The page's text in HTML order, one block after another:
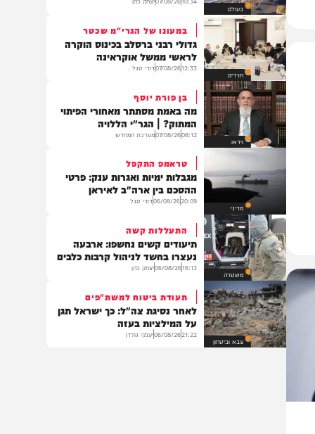
בעולם
בדרך להסלמה?
סעודיה: איראן מתכננת מתקפה
מתואמת על נמלים ושדות תעופה
10:34
07/08/26יצחק כהן
חרדים
גדולי רבני ברסלב בכינוס הוקרה
לראשי ממשל אוקראינה
12:33
07/08/26דודי סגל
וידאו
מה באמת מסתתר מאחורי הפיתוי
המתוק? | הגר"י הללויה
08:12
07/08/26 מערכת המחדש
מדיני
מגבלות ימיות ואגרות ענק: פרטי
ההסכם בין ארה"ב לאיראן
20:09
06/08/26דודי סגל
משטרה
התעללות קשה
תיעודים קשים נחשפו: ארבעה
נעצרו בחשד לניהול קרבות כלבים
16:13
06/08/26יצחק כהן